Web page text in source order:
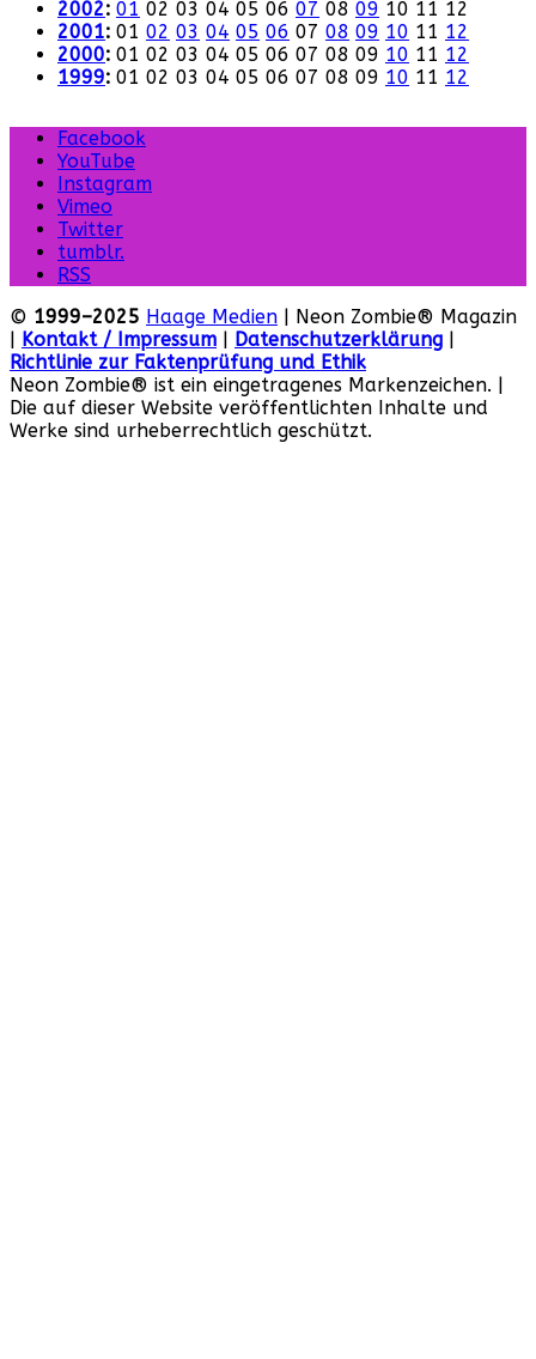
2002: 01 02 03 04 05 06 07 08 09 10 11 12
2001: 01 02 03 04 05 06 07 08 09 10 11 12
2000: 01 02 03 04 05 06 07 08 09 10 11 12
1999: 01 02 03 04 05 06 07 08 09 10 11 12
Facebook
YouTube
Instagram
Vimeo
Twitter
tumblr.
RSS
© 1999–2025 Haage Medien | Neon Zombie® Magazin
Kontakt / Impressum Datenschutzerklärung
Richtlinie zur Faktenprüfung und Ethik
Neon Zombie® ist ein eingetragenes Markenzeichen. |
Die auf dieser Website veröffentlichten Inhalte und
Werke sind urheberrechtlich geschützt.